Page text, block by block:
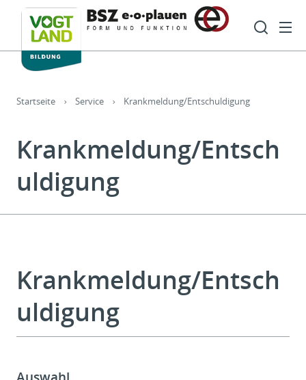
Hauptnavigation
Sie sind hier:
Startseite Service Krankmeldung/Entschuldigung
Krankmeldung/Entsch
uldigung
Krankmeldung/Entsch
uldigung